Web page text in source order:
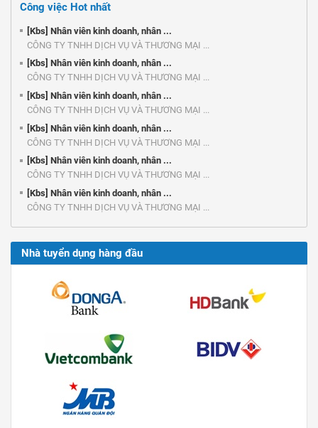
Công việc Hot nhất
[Kbs] Nhân viên kinh doanh, nhân ...
CÔNG TY TNHH DỊCH VỤ VÀ THƯƠNG MẠI ...
[Kbs] Nhân viên kinh doanh, nhân ...
CÔNG TY TNHH DỊCH VỤ VÀ THƯƠNG MẠI ...
[Kbs] Nhân viên kinh doanh, nhân ...
CÔNG TY TNHH DỊCH VỤ VÀ THƯƠNG MẠI ...
[Kbs] Nhân viên kinh doanh, nhân ...
CÔNG TY TNHH DỊCH VỤ VÀ THƯƠNG MẠI ...
[Kbs] Nhân viên kinh doanh, nhân ...
CÔNG TY TNHH DỊCH VỤ VÀ THƯƠNG MẠI ...
[Kbs] Nhân viên kinh doanh, nhân ...
CÔNG TY TNHH DỊCH VỤ VÀ THƯƠNG MẠI ...
Nhà tuyển dụng hàng đầu